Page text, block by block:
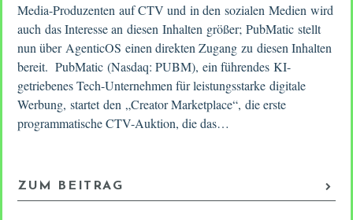
Media-Produzenten auf CTV und in den sozialen Medien wird
auch das Interesse an diesen Inhalten größer; PubMatic stellt
nun über AgenticOS einen direkten Zugang zu diesen Inhalten
bereit. PubMatic (Nasdaq: PUBM), ein führendes KI-
getriebenes Tech-Unternehmen für leistungsstarke digitale
Werbung, startet den „Creator Marketplace“, die erste
programmatische CTV-Auktion, die das…
ZUM BEITRAG